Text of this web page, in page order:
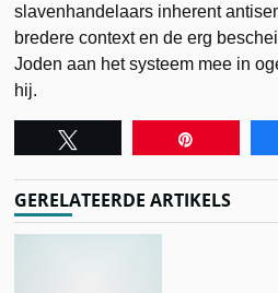
slavenhandelaars inherent
bredere context en de erg
Joden aan het systeem mee in
hij.
GERELATEERDE ARTIKELS